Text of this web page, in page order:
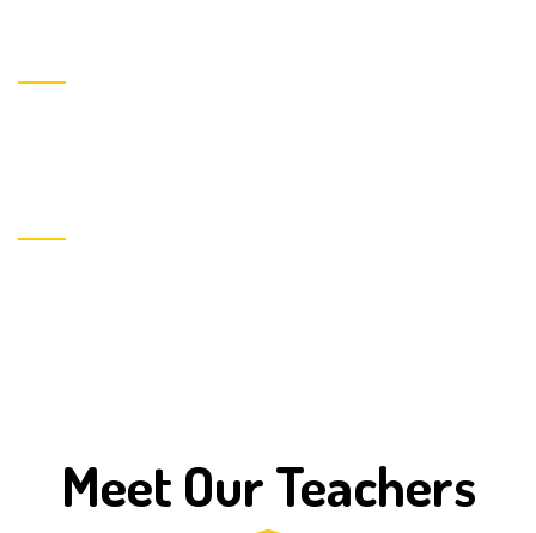
Meet Our Teachers